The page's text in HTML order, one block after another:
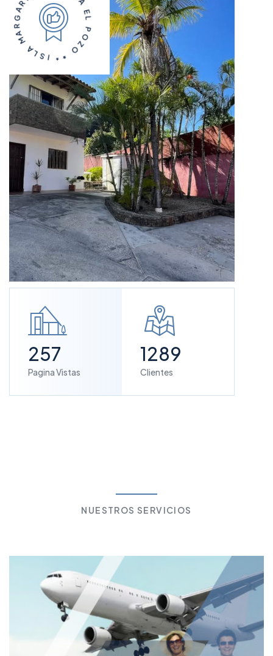
A
S
A
E
L
P
O
Z
O
*
*
I
S
L
A
M
A
R
257
Pagina Vistas
1289
Clientes
NUESTROS SERVICIOS